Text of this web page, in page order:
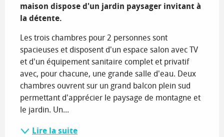
maison dispose d'un jardin paysager invitant à
la détente.
Les trois chambres pour 2 personnes sont
spacieuses et disposent d'un espace salon avec TV
et d'un équipement sanitaire complet et privatif
avec, pour chacune, une grande salle d'eau. Deux
chambres ouvrent sur un grand balcon plein sud
permettant d'apprécier le paysage de montagne et
le jardin. Un...
Lire la suite